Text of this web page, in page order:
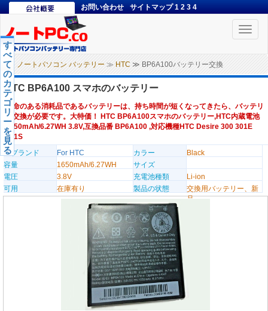
お問い合わせ サイトマップ 1 2 3 4
Toggle
ノートパソコン バッテリー ≫ HTC ≫ BP6A100バッテリー交換
す
べ
て
の
カ
テ
ゴ
リ
ー
を
見
る
HTC BP6A100 スマホのバッテリー
寿命のある消耗品であるバッテリーは、持ち時間が短くなってきたら、バッテリ
ー交換が必要です。大特価！ HTC BP6A100スマホのバッテリー,HTC内蔵電池
1650mAh/6.27WH 3.8V,互換品番 BP6A100 ,対応機種HTC Desire 300 301E
301S
のブランド
For HTC カラー
Black
容量
1650mAh/6.27WH
サイズ
電圧
3.8V 充電池種類
Li-ion
可用
在庫有り 製品の状態
交換用バッテリー、新
品